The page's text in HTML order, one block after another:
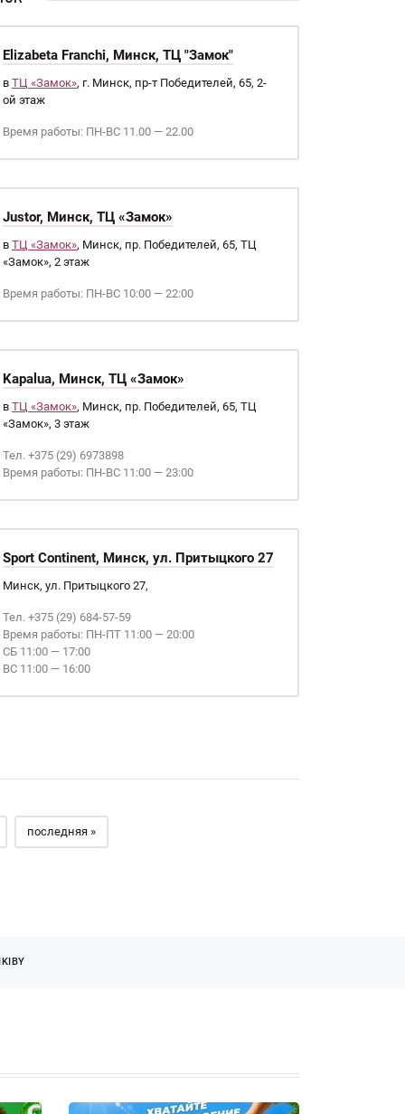
Elizabeta Franchi, Минск, ТЦ "Замок"
в ТЦ «Замок», г. Минск, пр-т Победителей, 65, 2-
ой этаж
Время работы: ПН-ВС 11.00 — 22.00
Justor, Минск, ТЦ «Замок»
в ТЦ «Замок», Минск, пр. Победителей, 65, ТЦ
«Замок», 2 этаж
Время работы: ПН-ВС 10:00 — 22:00
Kapalua, Минск, ТЦ «Замок»
в ТЦ «Замок», Минск, пр. Победителей, 65, ТЦ
«Замок», 3 этаж
Тел. +375 (29) 6973898
Время работы: ПН-ВС 11:00 — 23:00
Sport Continent, Минск, ул. Притыцкого 27
Минск, ул. Притыцкого 27,
Тел. +375 (29) 684-57-59
Время работы: ПН-ПТ 11:00 — 20:00
СБ 11:00 — 17:00
ВС 11:00 — 16:00
последняя »